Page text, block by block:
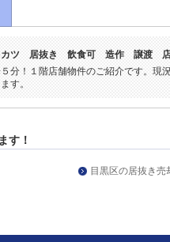
ツ 居抜き 飲食可 造作 譲渡
分！１階店舗物件のご紹介です。現
す。
す！
目黒区の居抜き売